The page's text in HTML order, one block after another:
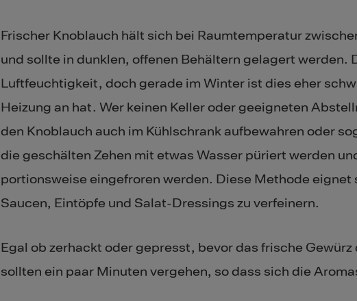
Frischer Knoblauch hält sich bei Raumtemperatur
und sollte in dunklen, offenen Behältern gelagert werden.
Luftfeuchtigkeit, doch gerade im Winter ist dies eher
Heizung an hat. Wer keinen Keller oder geeigneten
den Knoblauch auch im Kühlschrank aufbewahren oder
die geschälten Zehen mit etwas Wasser püriert werden
portionsweise eingefroren werden. Diese Methode eignet
Saucen, Eintöpfe und Salat-Dressings zu verfeinern.
Egal ob zerhackt oder gepresst, bevor das frische
sollten ein paar Minuten vergehen, so dass sich die